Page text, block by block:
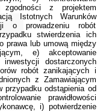
z projektem
Istotnych Warunków
o prowadzeniu robót
stwierdzenia ich
prawa lub umową między
e) akceptowanie
inwestycji dostarczonych
robót zanikających i
z Zamawiającym
przypadku odstąpienia od
prawidłowości
i) potwierdzenie